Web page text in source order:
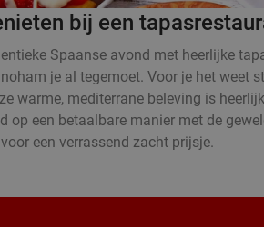
bij een
Spaanse avond met heerlijke
je al tegemoet. Voor je het weet
warme, mediterrane beleving is
op een betaalbare manier met de
een verrassend zacht prijsje.